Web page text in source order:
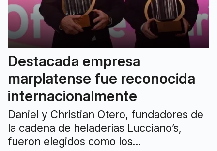
Destacada empresa
marplatense fue reconocida
internacionalmente
Daniel y Christian Otero, fundadores de
la cadena de heladerías Lucciano’s,
fueron elegidos como los